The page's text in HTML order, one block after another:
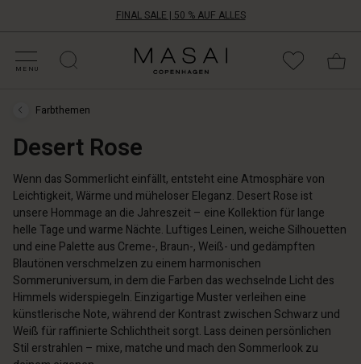
FINAL SALE | 50 % AUF ALLES
MENU
VERANTWORTUNG
Masai
Clothing
Farbthemen
Desert
Rose
Farbthemen
Desert Rose
Wenn das Sommerlicht einfällt, entsteht eine Atmosphäre von
Leichtigkeit, Wärme und müheloser Eleganz. Desert Rose ist
unsere Hommage an die Jahreszeit – eine Kollektion für lange
helle Tage und warme Nächte. Luftiges Leinen, weiche Silhouetten
und eine Palette aus Creme-, Braun-, Weiß- und gedämpften
Blautönen verschmelzen zu einem harmonischen
Sommeruniversum, in dem die Farben das wechselnde Licht des
Himmels widerspiegeln. Einzigartige Muster verleihen eine
künstlerische Note, während der Kontrast zwischen Schwarz und
Weiß für raffinierte Schlichtheit sorgt. Lass deinen persönlichen
Stil erstrahlen – mixe, matche und mach den Sommerlook zu